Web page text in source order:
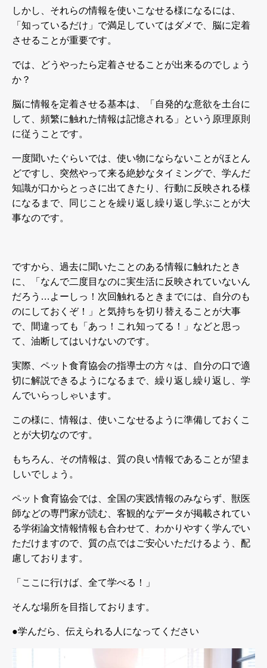
しかし、それらの情報を使いこなせる様になるには、
「知っているだけ」で満足していてはダメで、脳に定着
させることが重要です。
では、どうやったら定着させることが出来るのでしょう
か？
脳に情報を定着させる基本は、「自発的な意欲を土台に
して、頻繁に触れた情報は記憶される」という原理原則
に従うことです。
一度聞いたぐらいでは、使い物にならないことがほとん
どですし、突然やって来る絶妙なタイミングで、学んだ
知識が口からとっさに出てきたり、行動に反映される様
になるまで、同じことを繰り返し繰り返し学ぶことが大
事なのです。
ですから、過去に聞いたことのある情報に触れたとき
に、「なんで二度目なのに実生活に反映されていないん
だろう … よーしっ！次回触れるときまでには、自分のも
のにしておくぞ！」と気持ちを切り替えることが大事
で、間違っても「あっ！これ知ってる！」などと思っ
て、油断してはいけないのです。
実際、ペット食育協会の指導士の方々は、自分の口で適
切に解説できるようになるまで、繰り返し繰り返し、学
んでいらっしゃいます。
この様に、情報は、使いこなせるように準備しておくこ
とが大切なのです。
もちろん、その情報は、質の良い情報であることが望ま
しいでしょう。
ペット食育協会では、全国の実践情報のみならず、獣医
師などの専門家が読む、客観的なデータが掲載されてい
る学術論文情報情報も合わせて、わかりやすく学んでい
ただけますので、質の点ではご安心いただけるよう、配
慮しております。
「ここに行けば、全て学べる！」
そんな場所を目指しております。
●学んだら、伝えられる人になってください